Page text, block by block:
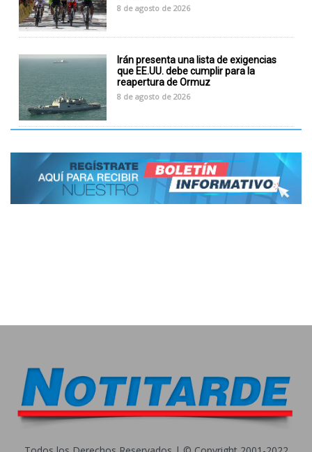
8 de agosto de 2026
Irán presenta una lista de exigencias
que EE.UU. debe cumplir para la
reapertura de Ormuz
8 de agosto de 2026